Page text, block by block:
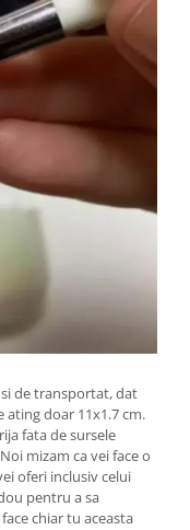
de transportat, dat
doar 11x1.7 cm.
fata de sursele
mizam ca vei face o
oferi inclusiv celui
pentru a sa
chiar tu aceasta